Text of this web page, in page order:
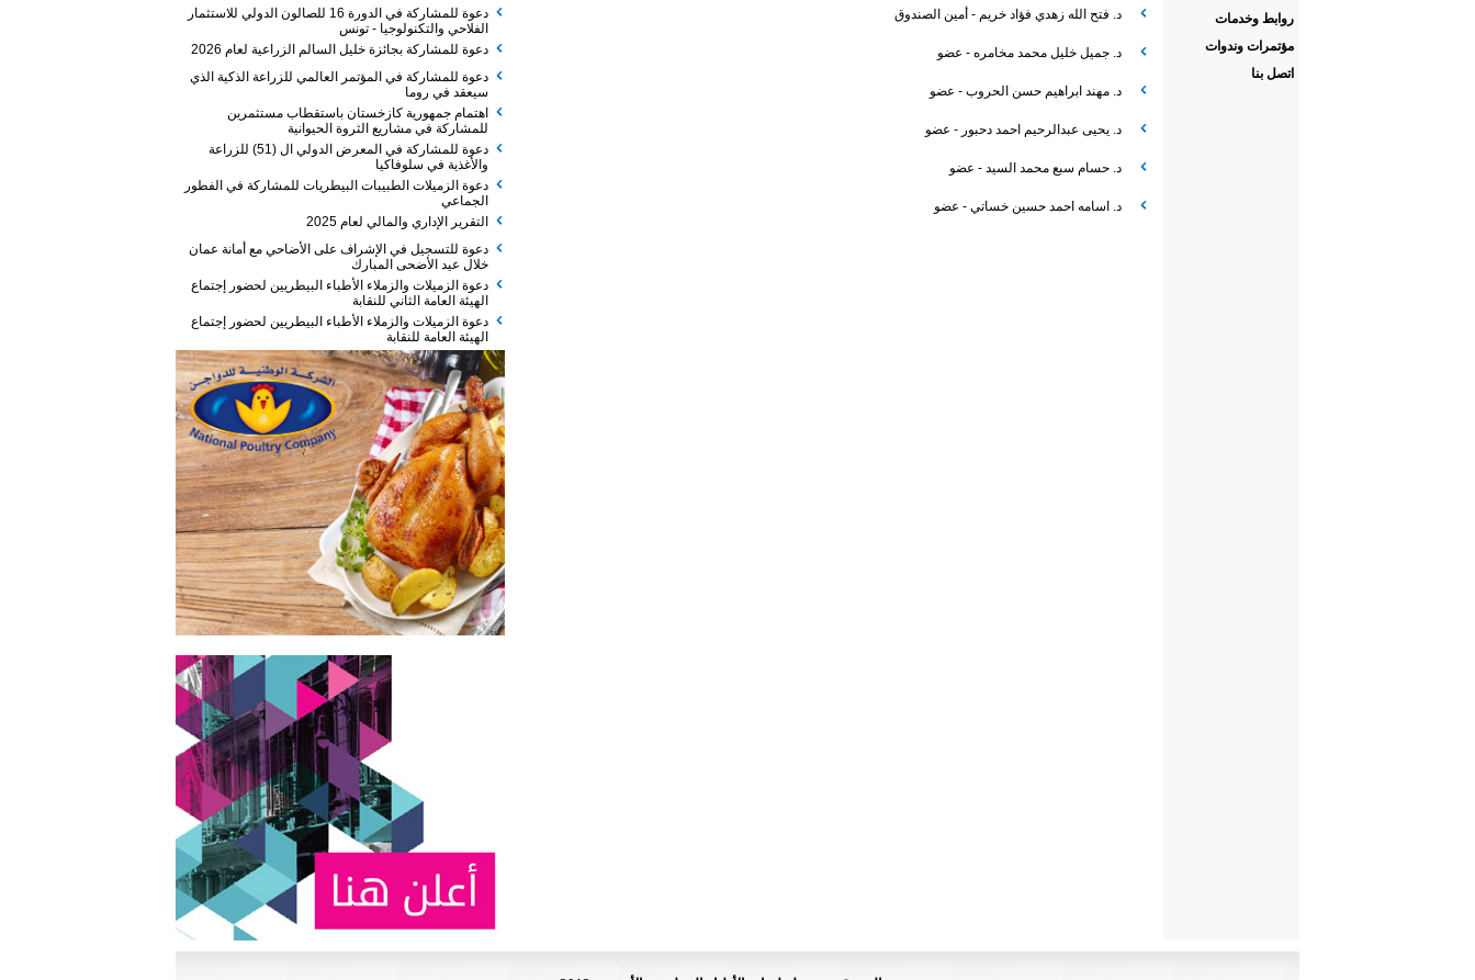
روابط وخدمات
مؤتمرات وندوات
اتصل بنا
د. فتح الله زهدي فؤاد خريم - أمين الصندوق
د. جميل خليل محمد مخامره - عضو
د. مهند ابراهيم حسن الحروب - عضو
د. يحيى عبدالرحيم احمد دحبور - عضو
د. حسام سبع محمد السيد - عضو
د. اسامه احمد حسين خساتي - عضو
دعوة للمشاركة في الدورة 16 للصالون الدولي للاستثمار
الفلاحي والتكنولوجيا - تونس
دعوة للمشاركة بجائزة خليل السالم الزراعية لعام 2026
دعوة للمشاركة في المؤتمر العالمي للزراعة الذكية الذي
سيعقد في روما
اهتمام جمهورية كازخستان باستقطاب مستثمرين
للمشاركة في مشاريع الثروة الحيوانية
دعوة للمشاركة في المعرض الدولي ال (51) للزراعة
والأغذية في سلوفاكيا
دعوة الزميلات الطبيبات البيطريات للمشاركة في الفطور
الجماعي
التقرير الإداري والمالي لعام 2025
دعوة للتسجيل في الإشراف على الأضاحي مع أمانة عمان
خلال عيد الأضحى المبارك
دعوة الزميلات والزملاء الأطباء البيطريين لحضور إجتماع
الهيئة العامة الثاني للنقابة
دعوة الزميلات والزملاء الأطباء البيطريين لحضور إجتماع
الهيئة العامة للنقابة